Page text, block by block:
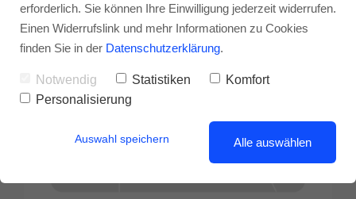
erforderlich. Sie können Ihre Einwilligung jederzeit widerrufen.
Einen Widerrufslink und mehr Informationen zu Cookies
finden Sie in der Datenschutzerklärung.
Notwendig Statistiken
Komfort
Personalisierung
Auswahl speichern Alle auswählen